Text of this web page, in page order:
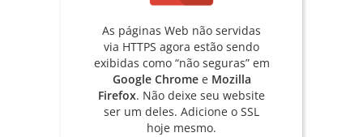
As páginas Web não servidas
via HTTPS agora estão sendo
exibidas como “não seguras” em
Google Chromee Mozilla
Firefox. Não deixe seu website
ser um deles. Adicione o SSL
hoje mesmo.